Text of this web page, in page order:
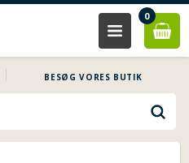
0
BESØG VORES BUTIK